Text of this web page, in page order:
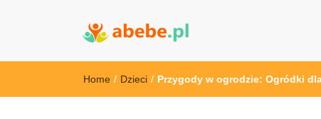
Wszystko dla dzieci - Polska
Home / Dzieci / Przygody w ogrodzie: Ogródki